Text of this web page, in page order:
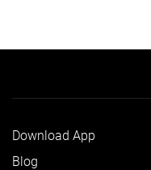
Download App
Blog